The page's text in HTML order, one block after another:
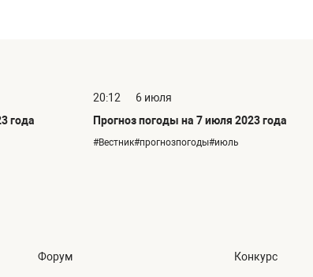
года
20:12
6 июля
Прогноз погоды на 7 июля 2023 года
#Вестник#прогнозпогоды#июль
Форум Конкурс